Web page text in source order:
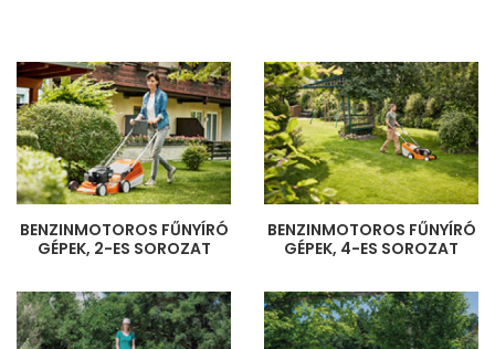
BENZINMOTOROS FŰNYÍRÓ
GÉPEK, 2-ES SOROZAT
BENZINMOTOROS FŰNYÍRÓ
GÉPEK, 4-ES SOROZAT